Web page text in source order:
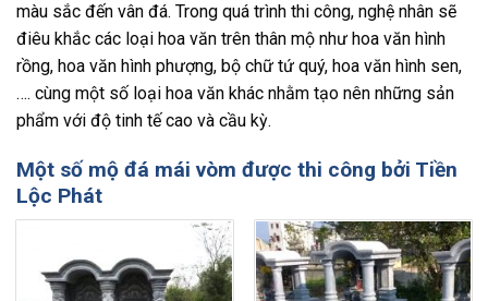
màu sắc đến vân đá. Trong quá trình thi công, nghệ nhân sẽ
điêu khắc các loại hoa văn trên thân mộ như hoa văn hình
rồng, hoa văn hình phượng, bộ chữ tứ quý, hoa văn hình sen,
…. cùng một số loại hoa văn khác nhằm tạo nên những sản
phẩm với độ tinh tế cao và cầu kỳ.
Một số mộ đá mái vòm được thi công bởi Tiền
Lộc Phát